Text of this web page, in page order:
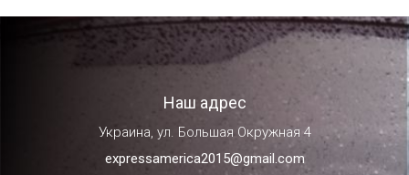
Наш адрес
Украина, ул. Большая Окружная 4
expressamerica2015@gmail.com